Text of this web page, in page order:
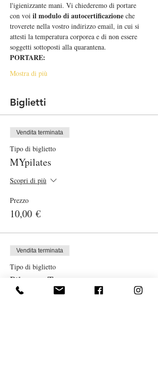
l'igienizzante mani. Vi chiederemo di portare
con voi il modulo di autocertificazione che
troverete nella vostro indirizzo email, in cui si
attesti la temperatura corporea e di non essere
soggetti sottoposti alla quarantena.
PORTARE:
Mostra di più
Biglietti
Vendita terminata
Tipo di biglietto
MYpilates
Scopri di più
Prezzo
10,00 €
Vendita terminata
Tipo di biglietto
Pilates + Tesseramento